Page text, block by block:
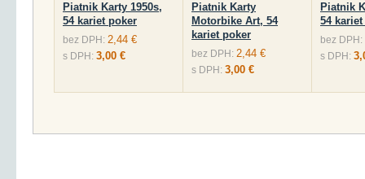
Piatnik Karty 1950s,
54 kariet poker
bez DPH: 2,44 €
s DPH: 3,00 €
Piatnik Karty
Motorbike Art, 54
kariet poker
bez DPH: 2,44 €
s DPH: 3,00 €
Piatnik
54
bez DPH:
s DPH: